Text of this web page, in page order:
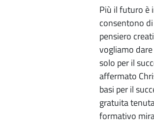
Più il futuro è
consentono
pensiero
vogliamo
solo per il
affermato
basi per il
gratuita
formativo